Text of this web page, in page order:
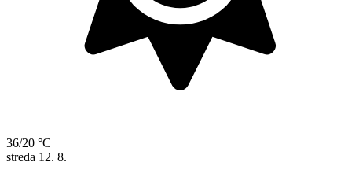
36/20 °C
streda 12. 8.